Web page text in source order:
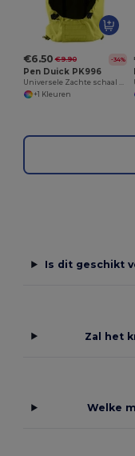
€6.50 €9.90 -34%
Pen Duick PK996
Universele Zachte schaal kapucijner
+1 Kleuren
Is dit geschikt
Zal het
Welke